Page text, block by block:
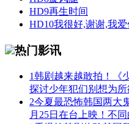
HD9再生时间
HD10我很好,谢谢,我爱
热门影讯
1韩剧越来越敢拍！《
探讨少年犯们别想为
2今夏最恐怖韩国两大
月25日在台上映！不